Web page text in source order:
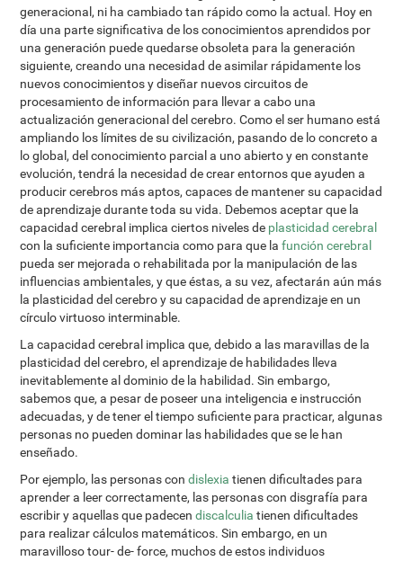
generacional, ni ha cambiado tan rápido como la actual. Hoy en
día una parte significativa de los conocimientos aprendidos por
una generación puede quedarse obsoleta para la generación
siguiente, creando una necesidad de asimilar rápidamente los
nuevos conocimientos y diseñar nuevos circuitos de
procesamiento de información para llevar a cabo una
actualización generacional del cerebro. Como el ser humano está
ampliando los límites de su civilización, pasando de lo concreto a
lo global, del conocimiento parcial a uno abierto y en constante
evolución, tendrá la necesidad de crear entornos que ayuden a
producir cerebros más aptos, capaces de mantener su capacidad
de aprendizaje durante toda su vida. Debemos aceptar que la
capacidad cerebral implica ciertos niveles de plasticidad cerebral
con la suficiente importancia como para que lafunción cerebral
pueda ser mejorada o rehabilitada por la manipulación de las
influencias ambientales, y que éstas, a su vez, afectarán aún más
la plasticidad del cerebro y su capacidad de aprendizaje en un
círculo virtuoso interminable.
La capacidad cerebral implica que, debido a las maravillas de la
plasticidad del cerebro, el aprendizaje de habilidades lleva
inevitablemente al dominio de la habilidad. Sin embargo,
sabemos que, a pesar de poseer una inteligencia e instrucción
adecuadas, y de tener el tiempo suficiente para practicar, algunas
personas no pueden dominar las habilidades que se le han
enseñado.
Por ejemplo, las personas condislexia tienen dificultades para
aprender a leer correctamente, las personas con disgrafía para
escribir y aquellas que padecendiscalculia tienen dificultades
para realizar cálculos matemáticos. Sin embargo, en un
maravilloso tour- de- force, muchos de estos individuos